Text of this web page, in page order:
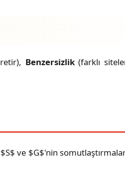
Benzersizlik(farklı
ve $G$'nin